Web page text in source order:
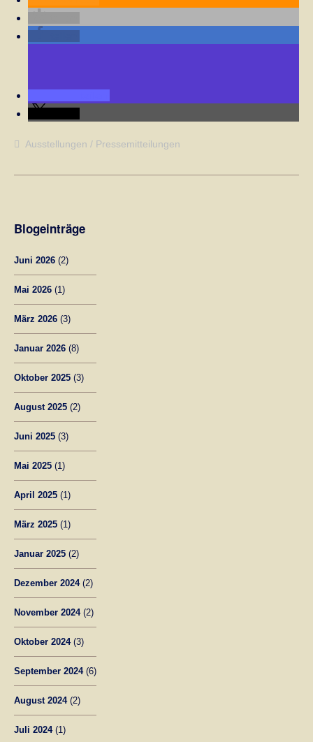
Ausstellungen Pressemitteilungen
Blogeinträge
Juni 2026 (2)
Mai 2026 (1)
März 2026 (3)
Januar 2026 (8)
Oktober 2025 (3)
August 2025 (2)
Juni 2025 (3)
Mai 2025 (1)
April 2025 (1)
März 2025 (1)
Januar 2025 (2)
Dezember 2024(2)
November 2024(2)
Oktober 2024(3)
September 2024(6)
August 2024(2)
Juli 2024(1)